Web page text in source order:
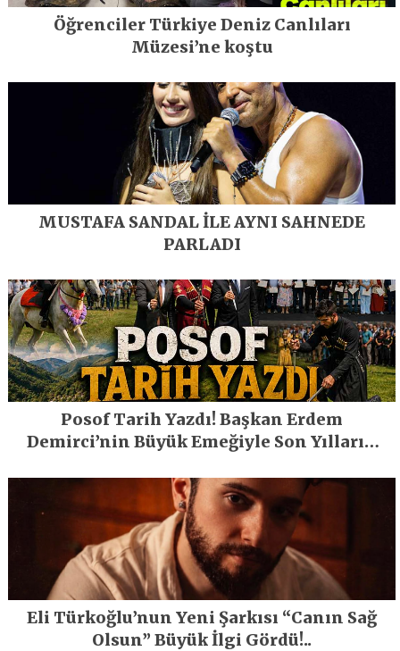
Öğrenciler Türkiye Deniz Canlıları
Müzesi’ne koştu
MUSTAFA SANDAL İLE AYNI SAHNEDE
PARLADI
Posof Tarih Yazdı! Başkan Erdem
Demirci’nin Büyük Emeğiyle Son Yılların
Eli Türkoğlu’nun Yeni Şarkısı “Canın Sağ
Olsun” Büyük İlgi Gördü!..